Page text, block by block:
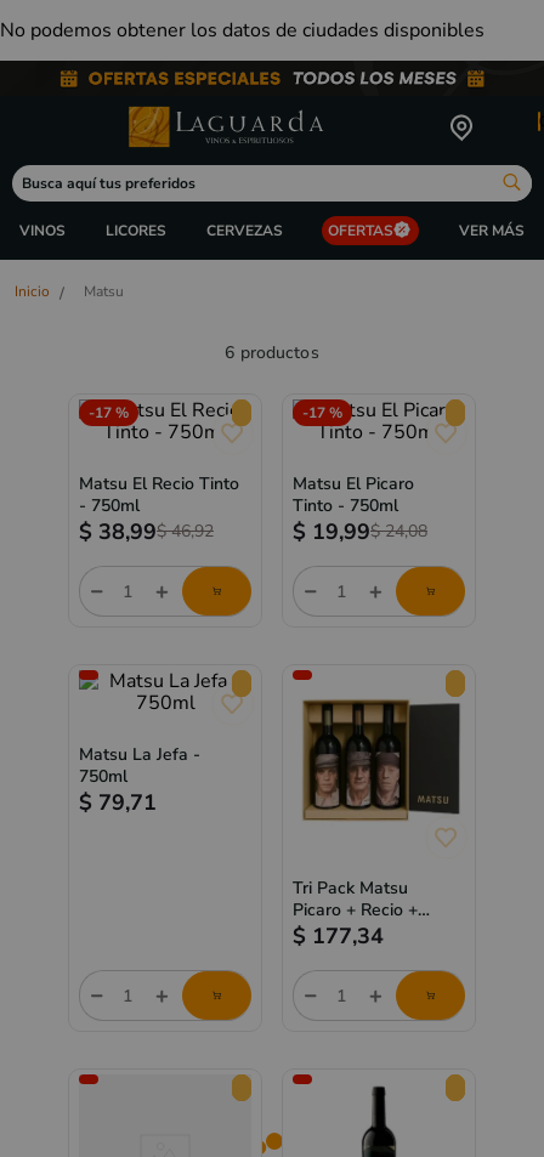
No podemos obtener los datos de ciudades disponibles
Busca aquí tus preferidos
VINOS LICORES CERVEZAS OFERTAS
Matsu
6 productos
-17 %
Matsu El Recio Tinto
- 750ml
$46,92
$ 38,99
store/product-
list.quantityStepper.label
-17 %
Matsu El Picaro
Tinto - 750ml
$24,08
$ 19,99
store/product-
list.quantityStepper.label
Matsu La Jefa -
750ml
$ 79,71
store/product-
list.quantityStepper.label
Tri Pack Matsu
Picaro + Recio +
Viejo
$ 177,34
store/product-
list.quantityStepper.label